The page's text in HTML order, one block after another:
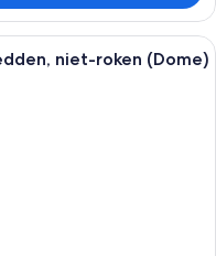
hotelkamer met een groot bed,
niet-roken (Dome)